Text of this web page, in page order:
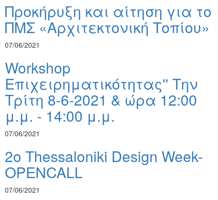
Προκήρυξη και αίτηση για το
ΠΜΣ «Αρχιτεκτονική Τοπίου»
07/06/2021
Workshop
Επιχειρηματικότητας'' Την
Τρίτη 8-6-2021 & ώρα 12:00
μ.μ. - 14:00 μ.μ.
07/06/2021
2o Thessaloniki Design Week-
OPENCALL
07/06/2021